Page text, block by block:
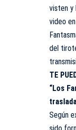
visten y
video
del
TE
“Los
Según
sido